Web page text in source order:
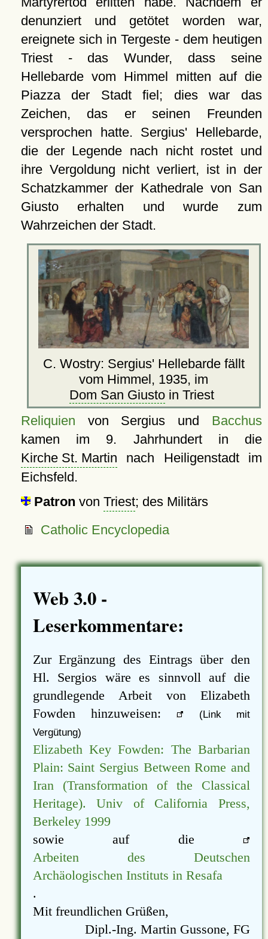
denunziert und getötet worden war,
ereignete sich in Tergeste - dem heutigen
Triest - das Wunder, dass seine
Hellebarde vom Himmel mitten auf die
Piazza der Stadt fiel; dies war das
Zeichen, das er seinen Freunden
versprochen hatte. Sergius' Hellebarde,
die der Legende nach nicht rostet und
ihre Vergoldung nicht verliert, ist in der
Schatzkammer der Kathedrale von San
Giusto erhalten und wurde zum
Wahrzeichen der Stadt.
C. Wostry: Sergius' Hellebarde fällt
vom Himmel, 1935, im
Dom San Giusto in Triest
Reliquien von Sergius und Bacchus
kamen im 9. Jahrhundert in die
Kirche St. Martin nach Heiligenstadt im
Eichsfeld.
Patron von Triest; des Militärs
Catholic Encyclopedia
Web 3.0 -
Leserkommentare:
Zur Ergänzung des Eintrags über den
Hl. Sergios wäre es sinnvoll auf die
grundlegende Arbeit von Elizabeth
Fowden hinzuweisen:
(Link mit
Vergütung)
Elizabeth Key Fowden: The Barbarian
Plain: Saint Sergius Between Rome and
Iran (Transformation of the Classical
Heritage). Univ of California Press,
Berkeley 1999
sowie auf die
Arbeiten des Deutschen
Archäologischen Instituts in Resafa
.
Mit freundlichen Grüßen,
Dipl.-Ing. Martin Gussone, FG